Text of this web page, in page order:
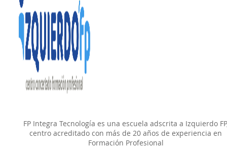
FP Integra Tecnología es una escuela adscrita a Izquierdo
centro acreditado con más de 20 años de experiencia en
Formación Profesional